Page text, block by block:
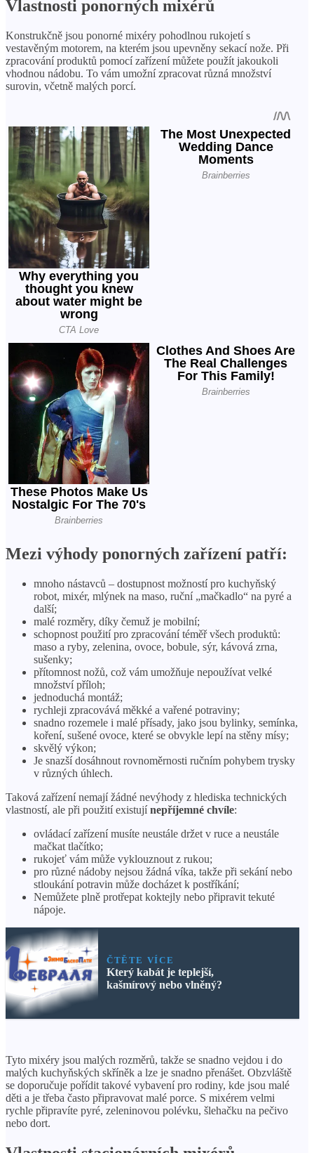
Vlastnosti ponorných mixérů
Konstrukčně jsou ponorné mixéry pohodlnou rukojetí s
vestavěným motorem, na kterém jsou upevněny sekací nože. Při
zpracování produktů pomocí zařízení můžete použít jakoukoli
vhodnou nádobu. To vám umožní zpracovat různá množství
surovin, včetně malých porcí.
Mezi výhody ponorných zařízení patří:
mnoho nástavců – dostupnost možností pro kuchyňský
robot, mixér, mlýnek na maso, ruční „mačkadlo“ na pyré a
další;
malé rozměry, díky čemuž je mobilní;
schopnost použití pro zpracování téměř všech produktů:
maso a ryby, zelenina, ovoce, bobule, sýr, kávová zrna,
sušenky;
přítomnost nožů, což vám umožňuje nepoužívat velké
množství příloh;
jednoduchá montáž;
rychleji zpracovává měkké a vařené potraviny;
snadno rozemele i malé přísady, jako jsou bylinky, semínka,
koření, sušené ovoce, které se obvykle lepí na stěny mísy;
skvělý výkon;
Je snazší dosáhnout rovnoměrnosti ručním pohybem trysky
v různých úhlech.
Taková zařízení nemají žádné nevýhody z hlediska technických
vlastností, ale při použití existujínepříjemné chvíle:
ovládací zařízení musíte neustále držet v ruce a neustále
mačkat tlačítko;
rukojeť vám může vyklouznout z rukou;
pro různé nádoby nejsou žádná víka, takže při sekání nebo
stloukání potravin může docházet k postříkání;
Nemůžete plně protřepat koktejly nebo připravit tekuté
nápoje.
ČTĚTE VÍCE
Který kabát je teplejší,
kašmírový nebo vlněný?
Tyto mixéry jsou malých rozměrů, takže se snadno vejdou i do
malých kuchyňských skříněk a lze je snadno přenášet. Obzvláště
se doporučuje pořídit takové vybavení pro rodiny, kde jsou malé
děti a je třeba často připravovat malé porce. S mixérem velmi
rychle připravíte pyré, zeleninovou polévku, šlehačku na pečivo
nebo dort.